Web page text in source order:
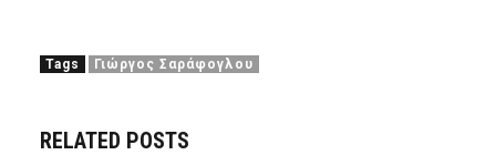
Tags Γιώργος Σαράφογλου
RELATED POSTS